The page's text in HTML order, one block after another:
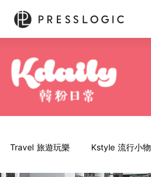
Travel 旅遊玩樂 Kstyle 流行小物